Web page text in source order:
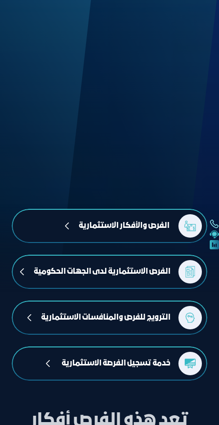
الفرص والأفكار الاستثمارية
الفرص الاستثمارية لدى الجهات الحكومية
الترويج للفرص والمنافسات الاستثمارية
خدمة تسجيل الفرصة الاستثمارية